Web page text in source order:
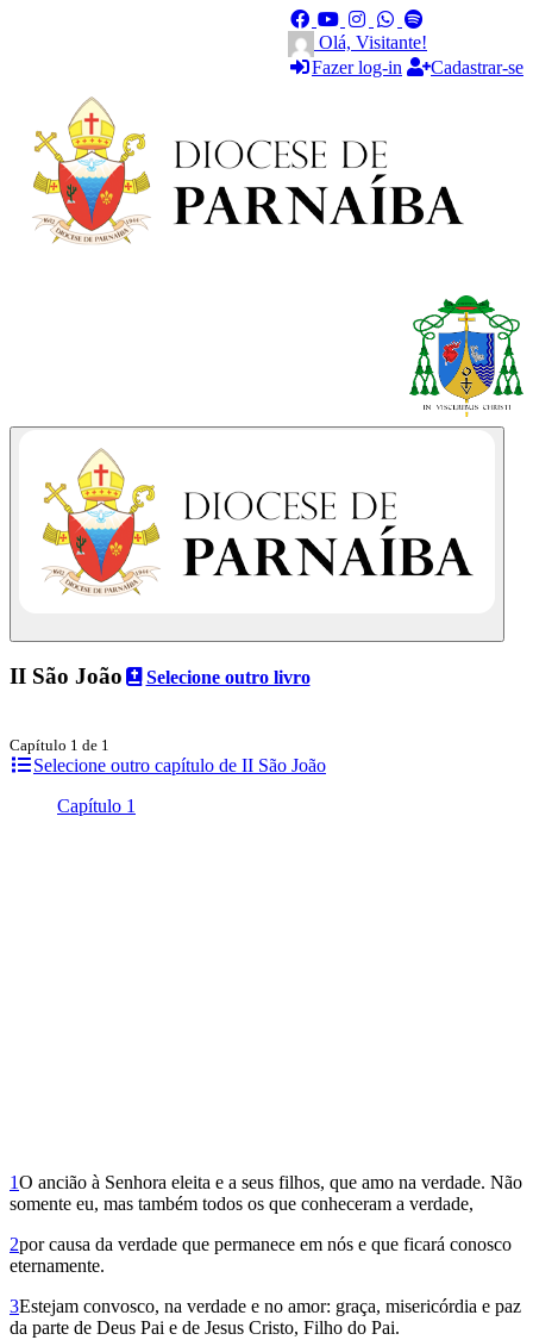
Olá, Visitante!
Fazer log-in
Cadastrar-se
II São João Selecione outro livro
Capítulo 1 de 1
Selecione outro capítulo de II São João
Capítulo 1
1O ancião à Senhora eleita e a seus filhos, que amo na verdade. Não
somente eu, mas também todos os que conheceram a verdade,
2por causa da verdade que permane­ce em nós e que ficará conosco
eternamente.
3Estejam convosco, na verdade e no amor: graça, miseri­córdia e paz
da parte de Deus Pai e de Jesus Cristo, Filho do Pai.